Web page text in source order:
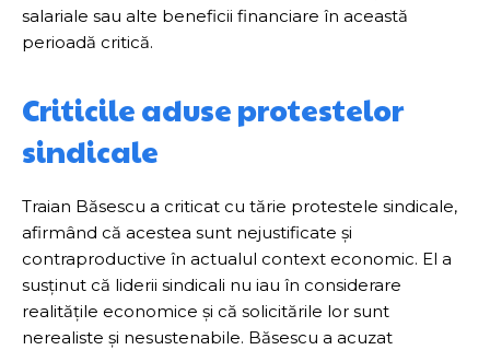
salariale sau alte beneficii financiare în această
perioadă critică.
Criticile aduse protestelor
sindicale
Traian Băsescu a criticat cu tărie protestele sindicale,
afirmând că acestea sunt nejustificate și
contraproductive în actualul context economic. El a
susținut că liderii sindicali nu iau în considerare
realitățile economice și că solicitările lor sunt
nerealiste și nesustenabile. Băsescu a acuzat